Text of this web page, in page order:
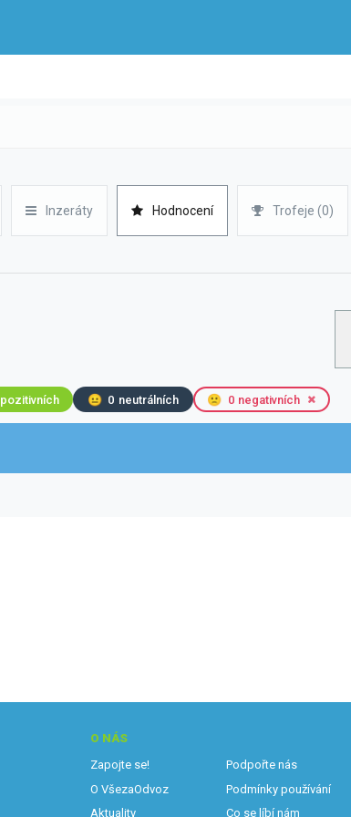
Inzeráty Hodnocení Trofeje (0)
pozitivních 😐 0 neutrálních 🙁 0 negativních
O NÁS
Zapojte se!
O VšezaOdvoz
Aktuality
Podpořte nás
Podmínky používání
Co se líbí nám